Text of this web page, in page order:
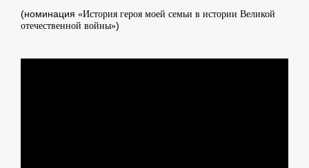
(номинация «История героя моей семьи в истории Великой
отечественной войны»)